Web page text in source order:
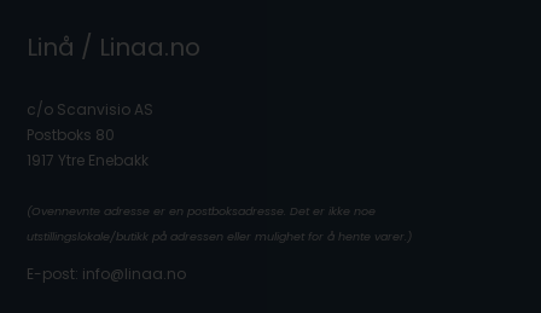
Linå / Linaa.no
c/o Scanvisio AS
Postboks 80
1917 Ytre Enebakk
(Ovennevnte adresse er en postboksadresse. Det er ikke noe
utstillingslokale/butikk på adressen eller mulighet for å hente varer.)
E-post: info@linaa.no